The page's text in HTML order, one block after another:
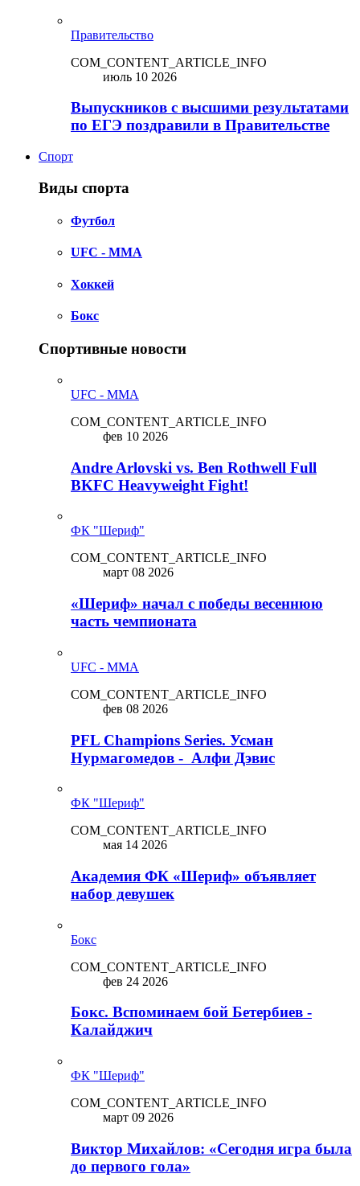
Правительство
COM_CONTENT_ARTICLE_INFO
июль 10 2026
Выпускников с высшими результатами
по ЕГЭ поздравили в Правительстве
Спорт
Виды спорта
Футбол
UFC - MMA
Хоккей
Бокс
Спортивные новости
UFC - MMA
COM_CONTENT_ARTICLE_INFO
фев 10 2026
Andre Arlovski vs. Ben Rothwell Full
BKFC Heavyweight Fight!
ФК "Шериф"
COM_CONTENT_ARTICLE_INFO
март 08 2026
«Шериф» начал с победы весеннюю
часть чемпионата
UFC - MMA
COM_CONTENT_ARTICLE_INFO
фев 08 2026
PFL Champions Series. Усман
Нурмагомедов - Алфи Дэвис
ФК "Шериф"
COM_CONTENT_ARTICLE_INFO
мая 14 2026
Академия ФК «Шериф» объявляет
набор девушек
Бокс
COM_CONTENT_ARTICLE_INFO
фев 24 2026
Бокс. Вспоминаем бой Бетербиев -
Калайджич
ФК "Шериф"
COM_CONTENT_ARTICLE_INFO
март 09 2026
Виктор Михайлов: «Сегодня игра была
до первого гола»